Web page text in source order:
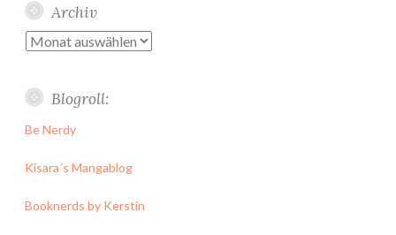
Archiv
Archiv
Blogroll:
Be Nerdy
Kisara´s Mangablog
Booknerds by Kerstin